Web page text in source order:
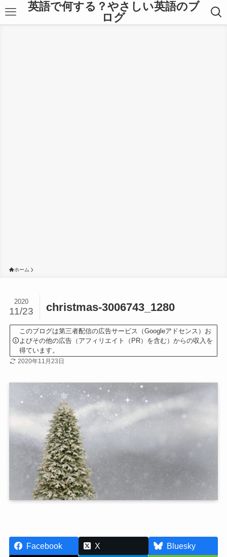
英語で何する？やさしい英語のブ
ログ
ホーム
christmas-3006743_1280
2020
11/23
このブログは第三者配信の広告サービス（Googleアドセンス）お
よびその他の広告（アフィリエイト（PR）を含む）からの収入を
得ています。
2020年11月23日
Facebook X
Bluesky